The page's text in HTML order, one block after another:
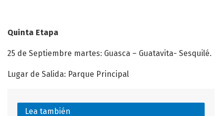
Quinta Etapa
25 de Septiembre martes: Guasca – Guatavita- Sesquilé.
Lugar de Salida: Parque Principal
Lea también